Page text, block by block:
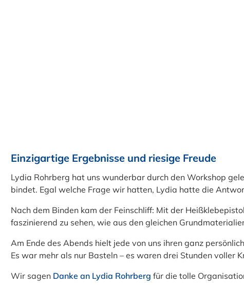
Einzigartige Ergebnisse und riesige Freude
Lydia Rohrberg hat uns wunderbar durch den Workshop
bindet. Egal welche Frage wir hatten, Lydia hatte die
Nach dem Binden kam der Feinschliff: Mit der
faszinierend zu sehen, wie aus den gleichen
Am Ende des Abends hielt jede von uns ihren ganz
Es war mehr als nur Basteln – es waren drei Stunden
Wir sagen Danke an Lydia Rohrberg für die tolle